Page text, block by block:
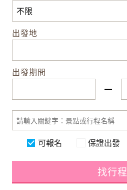
出發地
出發期間
可報名 保證出發
找行程